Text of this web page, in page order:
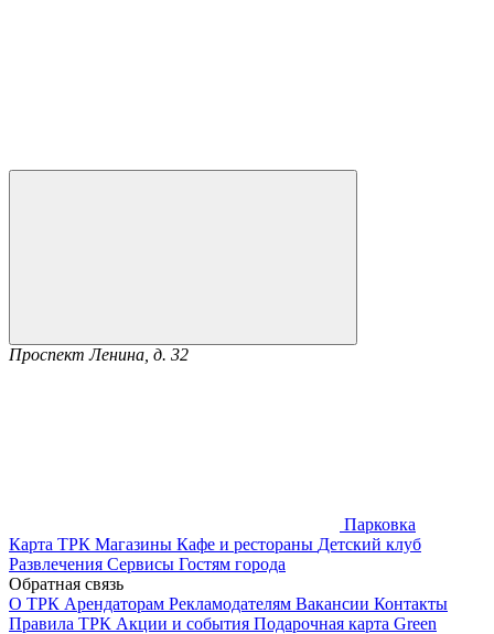
Проспект Ленина, д. 32
Парковка
Карта ТРК Магазины Кафе и рестораны Детский клуб
Развлечения Сервисы Гостям города
Обратная связь
О ТРК Арендаторам Рекламодателям Вакансии Контакты
Правила ТРК Акции и события Подарочная карта Green